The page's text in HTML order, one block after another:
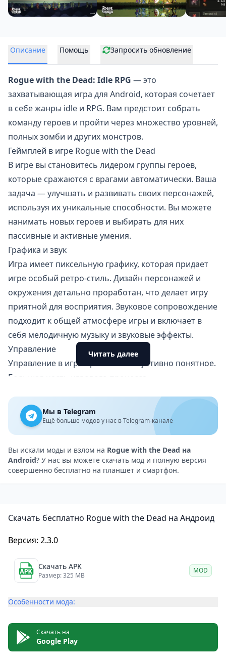
Описание Помощь Запросить обновление
Rogue with the Dead: Idle RPG — это
захватывающая игра для Android, которая сочетает
в себе жанры idle и RPG. Вам предстоит собрать
команду героев и пройти через множество уровней,
полных зомби и других монстров.
Геймплей в игре Rogue with the Dead
В игре вы становитесь лидером группы героев,
которые сражаются с врагами автоматически. Ваша
задача — улучшать и развивать своих персонажей,
используя их уникальные способности. Вы можете
нанимать новых героев и выбирать для них
пассивные и активные умения.
Графика и звук
Игра имеет пиксельную графику, которая придает
игре особый ретро-стиль. Дизайн персонажей и
окружения детально проработан, что делает игру
приятной для восприятия. Звуковое сопровождение
подходит к общей атмосфере игры и включает в
себя мелодичную музыку и звуковые эффекты.
Управление
Управление в игре простое и интуитивно понятное.
Большая часть игрового процесса
взаимодействовать с экраном для улучшения
характеристик персонажей и использования их
способностей. Вы можете легко перемещаться по
меню и улучшать героев, назначать им новые
умения и управлять ресурсами.
Прогресс и развитие
характеристик и умений ваших героев. Вы также
уникальные уровни. Благодаря процедурной
генерации подземелий и уровней, каждая попытка
прохождения игры будет отличаться от
Rogue with the Dead: Idle RPG — увлекательное
Герой нашего обзора — это увлекательная игра,
которая понравится любителям жанров idle и RPG.
Читать далее
Мы в Telegram
Ещё больше модов у нас в Telegram-канале
Вы искали моды и взлом на Rogue with the Dead на
Android? У нас вы можете скачать мод и полную версия
совершенно бесплатно на планшет и смартфон.
Скачать бесплатно Rogue with the Dead на Андроид
Версия: 2.3.0
Скачать APK
Размер: 325 MB
MOD
Особенности мода:
Скачать на
Google Play